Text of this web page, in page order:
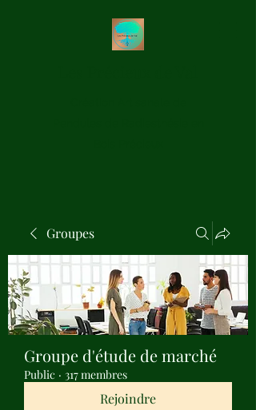
Groupes
Groupe d'étude de marché
Public · 317 membres
Rejoindre